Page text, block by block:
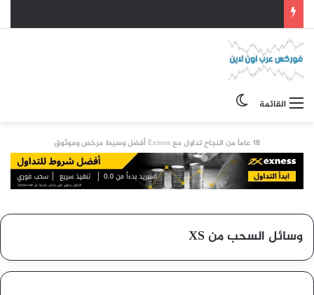
القائمة
18 عاماً من النجاح تداول مع Exness أفضل وسيط مرخص وموثوق
وسائل السحب من XS